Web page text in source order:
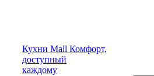
Кухни Mall Комфорт,
доступный
каждому